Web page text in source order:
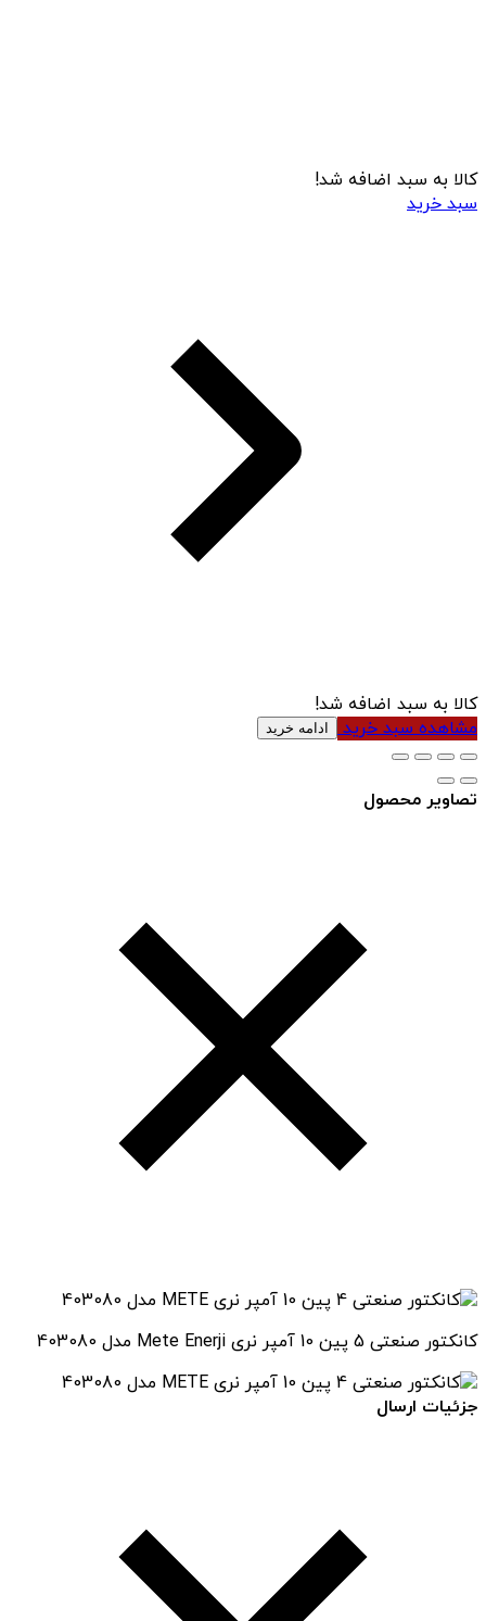
کالا به سبد اضافه شد!
سبد خرید
کالا به سبد اضافه شد!
مشاهده سبد خرید ادامه خرید
تصاویر محصول
کانکتور صنعتی 5 پین 10 آمپر نری Mete Enerji مدل 403080
جزئیات ارسال